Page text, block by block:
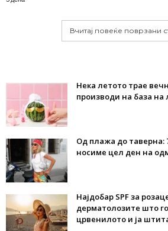
Вчитај повеќе поврзани
Нека летото трае
производи на база на
Од плажа до таверна:
носиме цел ден на
Најдобар SPF за
дерматолозите што
црвенилото и ја